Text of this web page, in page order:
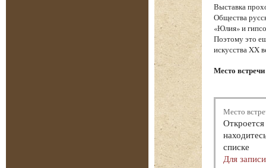
Выставка
Общества
«Юлия» и
Поэтому это
искусства XX
Место
Место
списке
Для